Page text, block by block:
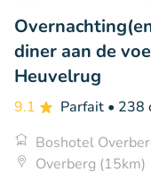
diner aan de
Heuvelrug
9.1 Parfait • 238
Boshotel
Overberg (15km)